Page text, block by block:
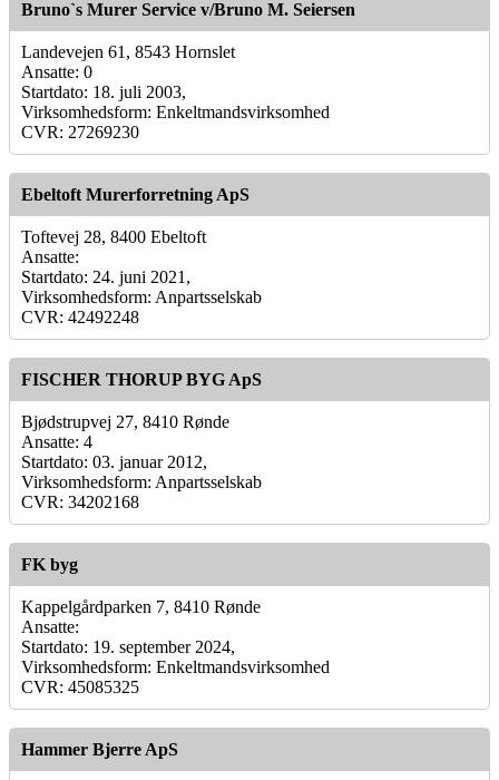
Bruno`s Murer Service v/Bruno M. Seiersen
Landevejen 61, 8543 Hornslet
Ansatte: 0
Startdato: 18. juli 2003,
Virksomhedsform: Enkeltmandsvirksomhed
CVR: 27269230
Ebeltoft Murerforretning ApS
Toftevej 28, 8400 Ebeltoft
Ansatte:
Startdato: 24. juni 2021,
Virksomhedsform: Anpartsselskab
CVR: 42492248
FISCHER THORUP BYG ApS
Bjødstrupvej 27, 8410 Rønde
Ansatte: 4
Startdato: 03. januar 2012,
Virksomhedsform: Anpartsselskab
CVR: 34202168
FK byg
Kappelgårdparken 7, 8410 Rønde
Ansatte:
Startdato: 19. september 2024,
Virksomhedsform: Enkeltmandsvirksomhed
CVR: 45085325
Hammer Bjerre ApS